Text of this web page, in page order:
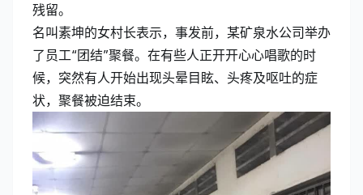
残留。
名叫素坤的女村长表示，事发前，某矿泉水公司举办
了员工“团结”聚餐。在有些人正开开心心唱歌的时
候，突然有人开始出现头晕目眩、头疼及呕吐的症
状，聚餐被迫结束。